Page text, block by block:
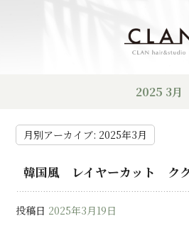
2025 3月
月別アーカイブ: 2025年3月
韓国風 レイヤーカット ク
投稿日 2025年3月19日